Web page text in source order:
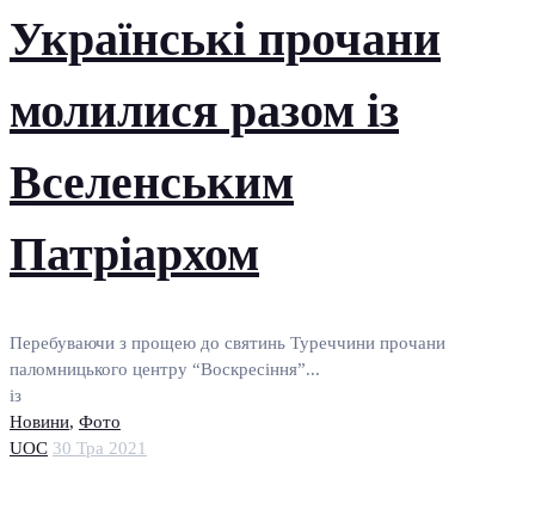
Українські прочани
молилися разом із
Вселенським
Патріархом
Перебуваючи з прощею до святинь Туреччини прочани
паломницького центру “Воскресіння”...
із
Новини, Фото
UOC 30 Тра 2021